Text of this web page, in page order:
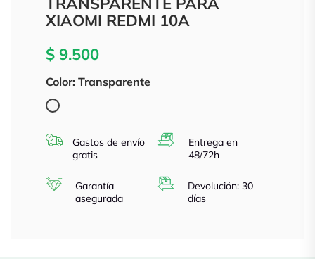
XIAOMI REDMI 10A
$ 9.500
Color: Transparente
Transparente
Gastos de envío
gratis
Entrega en
48/72h
Garantía
asegurada
Devolución: 30
días